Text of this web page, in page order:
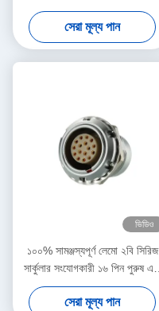
Male And Female With
Customized Cable Assmebly
Manufacturer
সেরা মূল্য পান
ভিডিও
১০০% সামঞ্জস্যপূর্ণ লেমো ২বি সিরিজ
সার্কুলার সংযোগকারী ১৬ পিন পুরুষ এবং
মহিলা
সেরা মূল্য পান